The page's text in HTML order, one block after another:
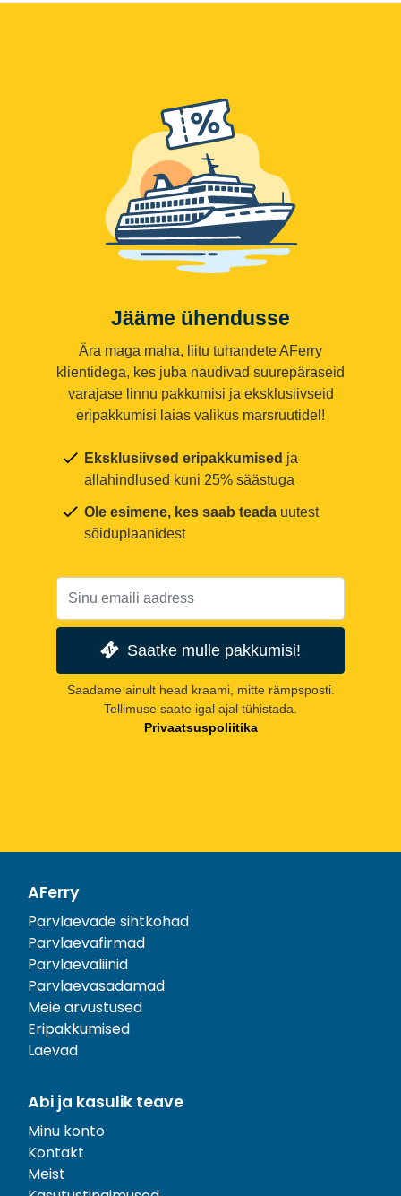
Jääme ühendusse
Ära maga maha, liitu tuhandete AFerry
klientidega, kes juba naudivad suurepäraseid
varajase linnu pakkumisi ja eksklusiivseid
eripakkumisi laias valikus marsruutidel!
Eksklusiivsed eripakkumised ja
allahindlused kuni 25% säästuga
Ole esimene, kes saab teada uutest
sõiduplaanidest
Saatke mulle pakkumisi!
Saadame ainult head kraami, mitte rämpsposti.
Tellimuse saate igal ajal tühistada.
Privaatsuspoliitika
AFerry
Parvlaevade sihtkohad
Parvlaevafirmad
Parvlaevaliinid
Parvlaevasadamad
Meie arvustused
Eripakkumised
Laevad
Abi ja kasulik teave
Minu konto
Kontakt
Meist